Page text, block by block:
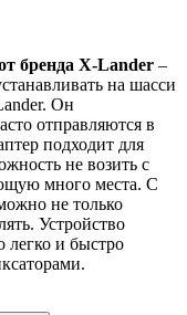
бренда X-Lander ‒
на шасси
Он
отправляются в
подходит для
не возить с
много места. С
не только
Устройство
легко и быстро